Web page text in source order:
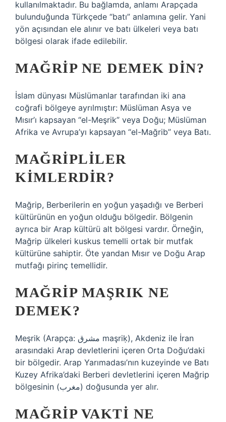
kullanılmaktadır. Bu bağlamda, anlamı Arapçada
bulunduğunda Türkçede “batı” anlamına gelir. Yani
yön açısından ele alınır ve batı ülkeleri veya batı
bölgesi olarak ifade edilebilir.
MAĞRIP NE DEMEK DIN?
İslam dünyası Müslümanlar tarafından iki ana
coğrafi bölgeye ayrılmıştır: Müslüman Asya ve
Mısır’ı kapsayan “el-Meşrik” veya Doğu; Müslüman
Afrika ve Avrupa’yı kapsayan “el-Mağrib” veya Batı.
MAĞRIPLILER
KIMLERDIR?
Mağrip, Berberilerin en yoğun yaşadığı ve Berberi
kültürünün en yoğun olduğu bölgedir. Bölgenin
ayrıca bir Arap kültürü alt bölgesi vardır. Örneğin,
Mağrip ülkeleri kuskus temelli ortak bir mutfak
kültürüne sahiptir. Öte yandan Mısır ve Doğu Arap
mutfağı pirinç temellidir.
MAĞRIP MAŞRIK NE
DEMEK?
Meşrik (Arapça: مشرق maşriḳ), Akdeniz ile İran
arasındaki Arap devletlerini içeren Orta Doğu’daki
bir bölgedir. Arap Yarımadası’nın kuzeyinde ve Batı
Kuzey Afrika’daki Berberi devletlerini içeren Mağrip
bölgesinin (مغرب) doğusunda yer alır.
MAĞRIP VAKTI NE